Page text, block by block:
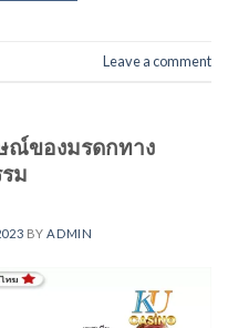
Leave a comment
ณ์ของมรดกทาง
ม
BYADMIN